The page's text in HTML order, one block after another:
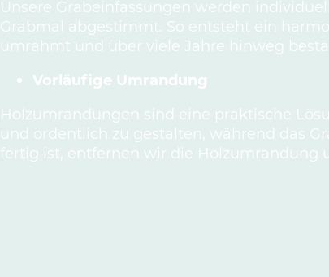
Unsere Grabeinfassungen werden
Grabmal abgestimmt. So entsteht ein
umrahmt und über viele Jahre hinweg
Vorläufige Umrandung
Holzumrandungen sind eine praktische
und ordentlich zu gestalten, während das
fertig ist, entfernen wir die Holzumrandung